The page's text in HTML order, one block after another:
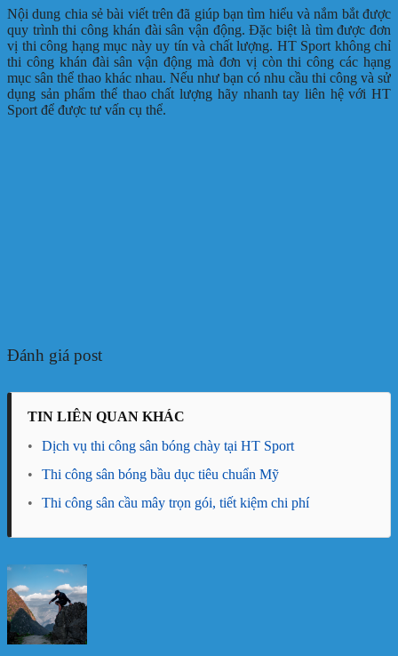
Nội dung chia sẻ bài viết trên đã giúp bạn tìm hiểu và nắm bắt được
quy trình thi công khán đài sân vận động. Đặc biệt là tìm được đơn
vị thi công hạng mục này uy tín và chất lượng. HT Sport không chỉ
thi công khán đài sân vận động mà đơn vị còn thi công các hạng
mục sân thể thao khác nhau. Nếu như bạn có nhu cầu thi công và sử
dụng sản phẩm thể thao chất lượng hãy nhanh tay liên hệ với HT
Sport để được tư vấn cụ thể.
Đánh giá post
TIN LIÊN QUAN KHÁC
•
Dịch vụ thi công sân bóng chày tại HT Sport
•
Thi công sân bóng bầu dục tiêu chuẩn Mỹ
•
Thi công sân cầu mây trọn gói, tiết kiệm chi phí